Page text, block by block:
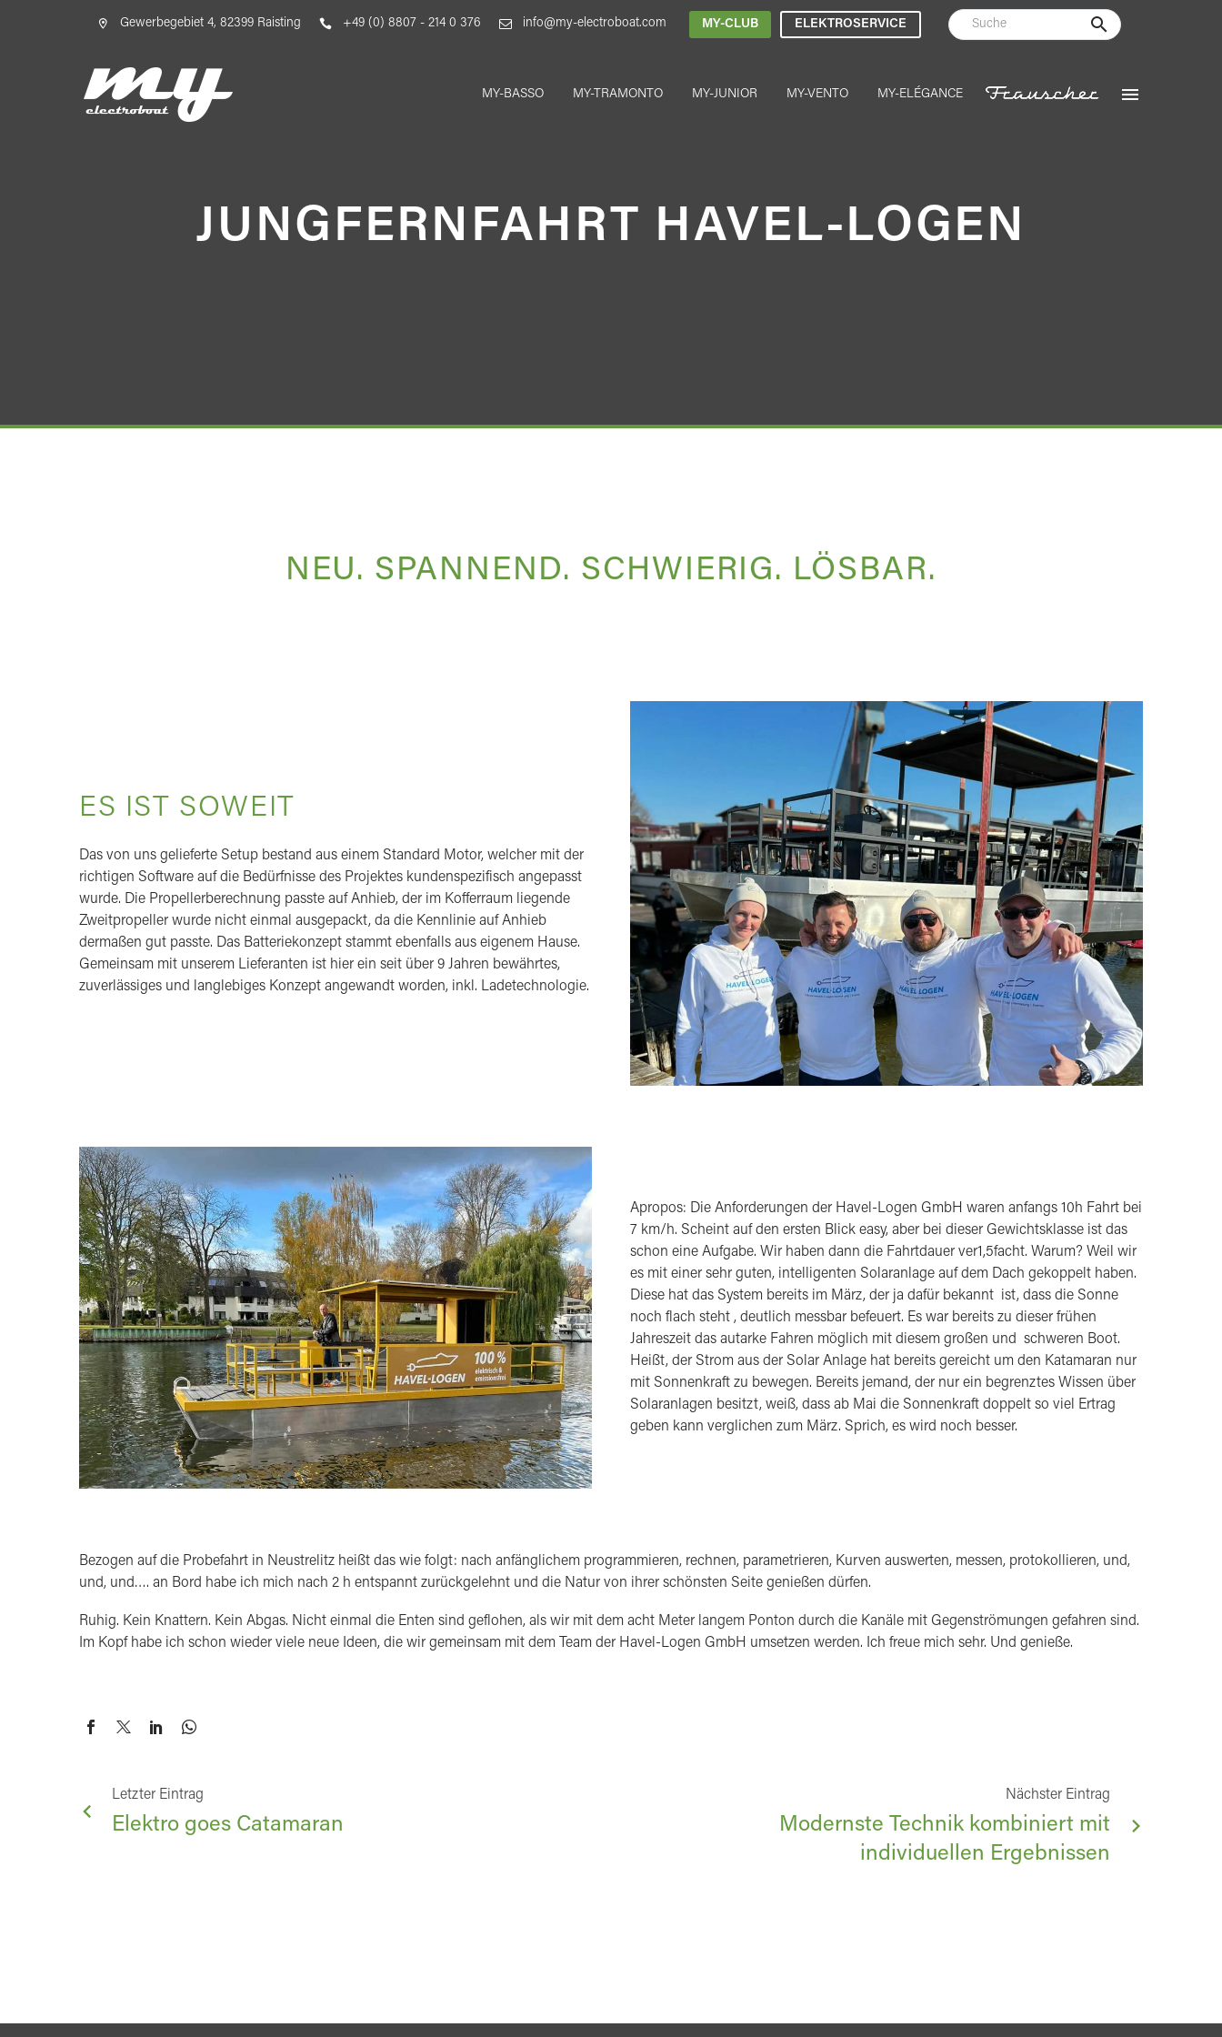
 Gewerbegebiet 4, 82399 Raisting  +49 (0) 8807 - 214 0 376  info@my-electroboat.com MY-CLUB ELEKTROSERVICE
MY-BASSO MY-TRAMONTO MY-JUNIOR MY-VENTO MY-ELÉGANCE
JUNGFERNFAHRT HAVEL-LOGEN
NEU. SPANNEND. SCHWIERIG. LÖSBAR.
ES IST SOWEIT
Das von uns gelieferte Setup bestand aus einem Standard Motor, welcher mit der
richtigen Software auf die Bedürfnisse des Projektes kundenspezifisch angepasst
wurde. Die Propellerberechnung passte auf Anhieb, der im Kofferraum liegende
Zweitpropeller wurde nicht einmal ausgepackt, da die Kennlinie auf Anhieb
dermaßen gut passte. Das Batteriekonzept stammt ebenfalls aus eigenem Hause.
Gemeinsam mit unserem Lieferanten ist hier ein seit über 9 Jahren bewährtes,
zuverlässiges und langlebiges Konzept angewandt worden, inkl. Ladetechnologie.
Apropos: Die Anforderungen der Havel-Logen GmbH waren anfangs 10h Fahrt bei
7 km/h. Scheint auf den ersten Blick easy, aber bei dieser Gewichtsklasse ist das
schon eine Aufgabe. Wir haben dann die Fahrtdauer ver1,5facht. Warum? Weil wir
es mit einer sehr guten, intelligenten Solaranlage auf dem Dach gekoppelt haben.
Diese hat das System bereits im März, der ja dafür bekannt ist, dass die Sonne
noch flach steht , deutlich messbar befeuert. Es war bereits zu dieser frühen
Jahreszeit das autarke Fahren möglich mit diesem großen und schweren Boot.
Heißt, der Strom aus der Solar Anlage hat bereits gereicht um den Katamaran nur
mit Sonnenkraft zu bewegen. Bereits jemand, der nur ein begrenztes Wissen über
Solaranlagen besitzt, weiß, dass ab Mai die Sonnenkraft doppelt so viel Ertrag
geben kann verglichen zum März. Sprich, es wird noch besser.
Bezogen auf die Probefahrt in Neustrelitz heißt das wie folgt: nach anfänglichem programmieren, rechnen, parametrieren, Kurven auswerten, messen, protokollieren, und,
und, und…. an Bord habe ich mich nach 2 h entspannt zurückgelehnt und die Natur von ihrer schönsten Seite genießen dürfen.
Ruhig. Kein Knattern. Kein Abgas. Nicht einmal die Enten sind geflohen, als wir mit dem acht Meter langem Ponton durch die Kanäle mit Gegenströmungen gefahren sind.
Im Kopf habe ich schon wieder viele neue Ideen, die wir gemeinsam mit dem Team der Havel-Logen GmbH umsetzen werden. Ich freue mich sehr. Und genieße.
BEITRAGSNAVIGATION
Letzter Eintrag
Elektro goes Catamaran
Nächster Eintrag
Modernste Technik kombiniert mit
individuellen Ergebnissen